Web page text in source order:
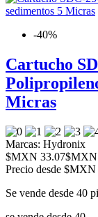
-40%
Cartucho
Micras
Marcas: Hydronix
$MXN 33.07$MXN
Precio desde $MXN
Se vende desde 40